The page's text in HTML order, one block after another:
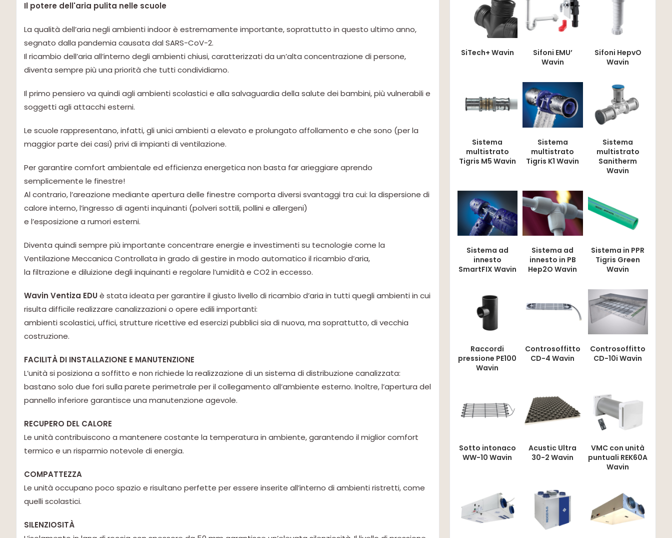
Il potere dell'aria pulita nelle scuole
La qualità dell’aria negli ambienti indoor è estremamente importante, soprattutto in questo ultimo anno,
segnato dalla pandemia causata dal SARS-CoV-2.
Il ricambio dell’aria all’interno degli ambienti chiusi, caratterizzati da un’alta concentrazione di persone,
diventa sempre più una priorità che tutti condividiamo.
Il primo pensiero va quindi agli ambienti scolastici e alla salvaguardia della salute dei bambini, più vulnerabili e
soggetti agli attacchi esterni.
Le scuole rappresentano, infatti, gli unici ambienti a elevato e prolungato affollamento e che sono (per la
maggior parte dei casi) privi di impianti di ventilazione.
Per garantire comfort ambientale ed efficienza energetica non basta far arieggiare aprendo
semplicemente le finestre!
Al contrario, l’areazione mediante apertura delle finestre comporta diversi svantaggi tra cui: la dispersione di
calore interno, l’ingresso di agenti inquinanti (polveri sottili, pollini e allergeni)
e l’esposizione a rumori esterni.
Diventa quindi sempre più importante concentrare energie e investimenti su tecnologie come la
Ventilazione Meccanica Controllata in grado di gestire in modo automatico il ricambio d’aria,
la filtrazione e diluizione degli inquinanti e regolare l’umidità e CO2 in eccesso.
Wavin Ventiza EDUè stata ideata per garantire il giusto livello di ricambio d’aria in tutti quegli ambienti in cui
risulta difficile realizzare canalizzazioni o opere edili importanti:
ambienti scolastici, uffici, strutture ricettive ed esercizi pubblici sia di nuova, ma soprattutto, di vecchia
costruzione.
FACILITÀ DI INSTALLAZIONE E MANUTENZIONE
L’unità si posiziona a soffitto e non richiede la realizzazione di un sistema di distribuzione canalizzata:
bastano solo due fori sulla parete perimetrale per il collegamento all’ambiente esterno. Inoltre, l’apertura del
pannello inferiore garantisce una manutenzione agevole.
RECUPERO DEL CALORE
Le unità contribuiscono a mantenere costante la temperatura in ambiente, garantendo il miglior comfort
termico e un risparmio notevole di energia.
COMPATTEZZA
Le unità occupano poco spazio e risultano perfette per essere inserite all’interno di ambienti ristretti, come
quelli scolastici.
SILENZIOSITÀ
SiTech+ Wavin
Sifoni EMU’
Wavin
Sifoni HepvO
Wavin
Sistema
multistrato
Tigris M5 Wavin
Sistema
multistrato
Tigris K1 Wavin
Sistema
multistrato
Sanitherm
Wavin
Sistema ad
innesto
SmartFIX Wavin
Sistema ad
innesto in PB
Hep2O Wavin
Sistema in PPR
Tigris Green
Wavin
Raccordi
pressione PE100
Wavin
Controsoffitto
CD-4 Wavin
Controsoffitto
CD-10i Wavin
Sotto intonaco
WW-10 Wavin
Acustic Ultra
30-2 Wavin
VMC con unità
puntuali REK60A
Wavin